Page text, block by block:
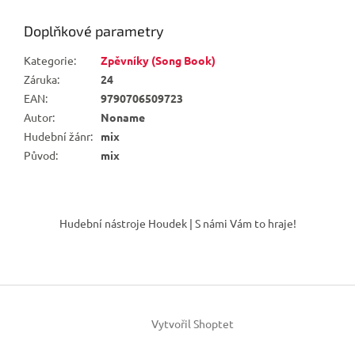
Doplňkové parametry
Kategorie:
Zpěvníky (Song Book)
Záruka:
24
EAN:
9790706509723
Autor:
Noname
Hudební žánr:
mix
Původ: mix
í
Hudební nástroje Houdek | S námi Vám to hraje!
Vytvořil Shoptet